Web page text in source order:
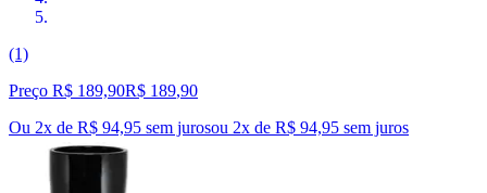
(1)
Preço R$ 189,90R$ 189,90
Ou 2x de R$ 94,95 sem jurosou 2x de R$ 94,95 sem juros